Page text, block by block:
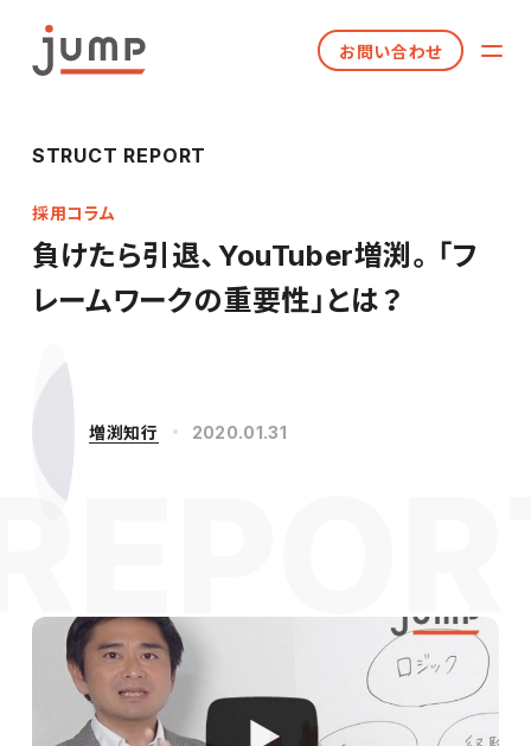
お問い合わせ
STRUCT REPORT
採用コラム
負けたら引退、YouTuber増渕。「フ
レームワークの重要性」とは？
増渕知行 2020.01.31